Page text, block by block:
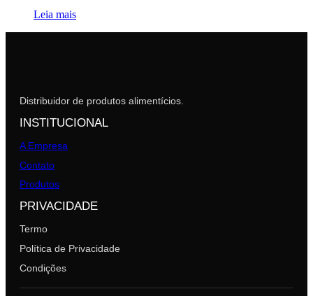
Leia mais
Distribuidor de produtos alimentícios.
INSTITUCIONAL
A Empresa
Contato
Produtos
PRIVACIDADE
Termo
Política de Privacidade
Condições